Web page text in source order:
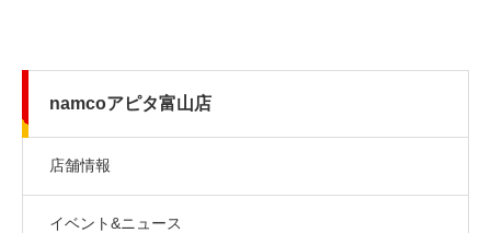
namcoアピタ富山店
店舗情報
イベント&ニュース